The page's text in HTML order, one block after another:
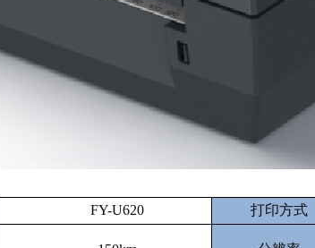
FY-U620 打印方式